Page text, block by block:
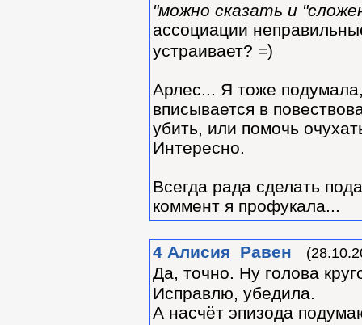
"можно сказать и
ассоциации
устраивает? =)
Арлес... Я тоже
вписывается в
убить, или помочь
Интересно.
Всегда рада сделать
коммент я профукала...
4 Алиcия_Равен
Да, точно. Ну голова
Исправлю, убедила.
А насчёт эпизода